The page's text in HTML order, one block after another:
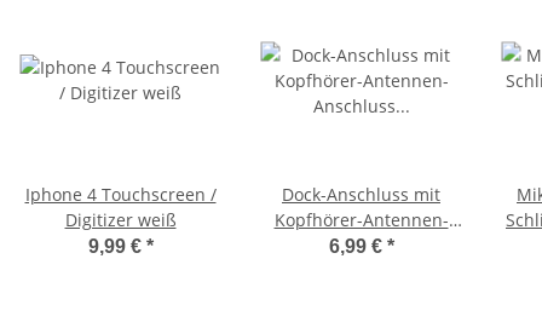
Iphone 4 Touchscreen /
Digitizer weiß
9,99 € *
Dock-Anschluss mit
Kopfhörer-Antennen-
Anschluss für das
6,99 € *